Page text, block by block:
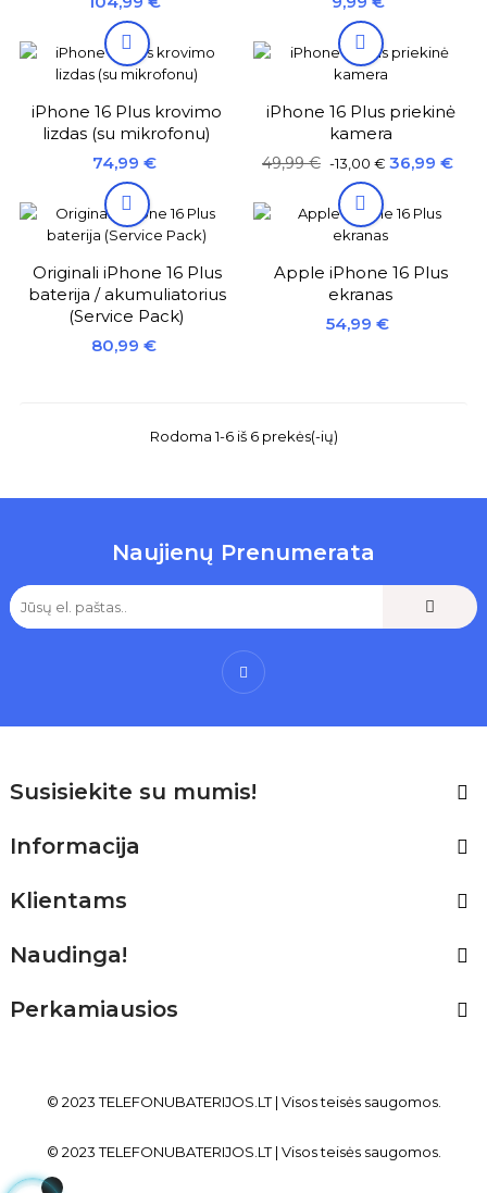

iPhone 16 Plus krovimo
lizdas (su mikrofonu)
Kaina
74,99 €

iPhone 16 Plus priekinė
kamera
Bazinė
49,99 € -13,00 € Kaina
36,99 €

Originali iPhone 16 Plus
baterija / akumuliatorius
(Service Pack)
Kaina
80,99 €

Apple iPhone 16 Plus
ekranas
Kaina
54,99 €
Rodoma 1-6 iš 6 prekės(-ių)
Naujienų Prenumerata
Facebook
Susisiekite su mumis! 
Informacija 
Klientams 
Naudinga! 
Perkamiausios 
© 2023 TELEFONUBATERIJOS .LT| Visos teisės saugomos.
© 2023 TELEFONUBATERIJOS .LT| Visos teisės saugomos.